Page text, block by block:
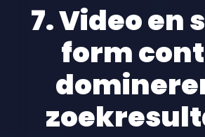
7. Video en
form